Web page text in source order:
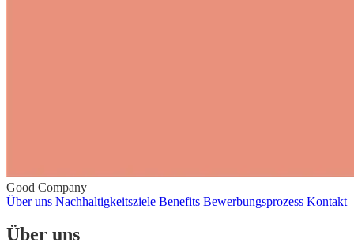
Good Company
Über uns Nachhaltigkeitsziele Benefits Bewerbungsprozess Kontakt
Über uns